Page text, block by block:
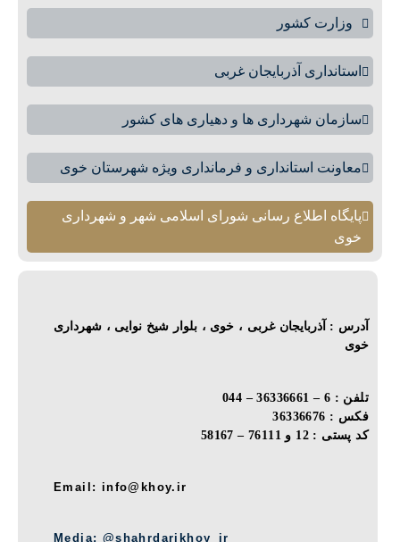
وزارت کشور
استانداری آذربایجان غربی
سازمان شهرداری ها و دهیاری های کشور
معاونت استانداری و فرمانداری ویژه شهرستان خوی
پایگاه اطلاع رسانی شورای اسلامی شهر و شهرداری
خوی
آدرس : آذربایجان غربی ، خوی ، بلوار شیخ نوایی ، شهرداری
خوی
تلفن : 6 – 36336661 – 044
فکس : 36336676
کد پستی : 12 و 76111 – 58167